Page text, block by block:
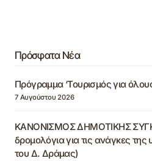
Πρόσφατα Νέα
Πρόγραμμα ‘Τουρισμός για
7 Αυγούστου 2026
ΚΑΝΟΝΙΣΜΟΣ ΔΗΜΟΤΙΚΗΣ
δρομολόγια για τις ανάγκες της
του Δ. Δράμας)